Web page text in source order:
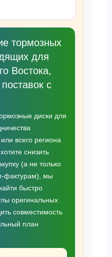
тормозных
для
Востока,
с
диски для
всего региона
снизить
(а не только
фактурам), мы
быстро
оригинальных
совместимость
план